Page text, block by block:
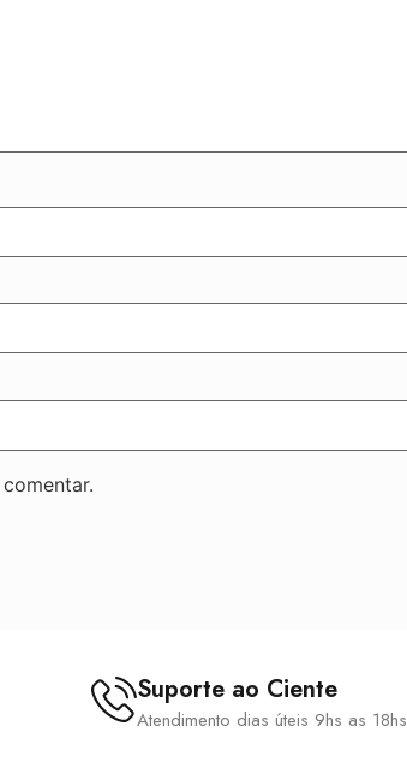
Suporte ao Ciente
Atendimento dias úteis 9hs as 18hs